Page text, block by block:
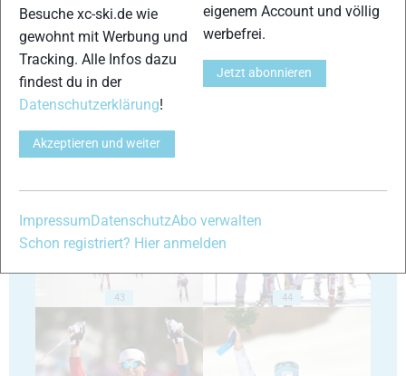
39
43 44
Besuche xc-ski.de wie
gewohnt mit Werbung und
Tracking. Alle Infos dazu
findest du in der
Datenschutzerklärung!
Akzeptieren und weiter
eigenem Account und völlig
werbefrei.
Jetzt abonnieren
Impressum DatenschutzAbo verwalten
Schon registriert? Hier anmelden